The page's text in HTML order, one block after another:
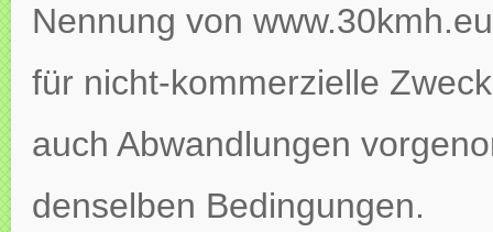
Nennung von
für nicht-kommerzielle
auch Abwandlungen
denselben Bedingungen.